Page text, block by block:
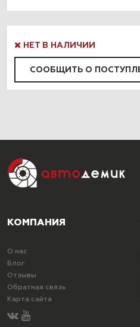
НЕТ В НАЛИЧИИ
СООБЩИТЬ О
КОМПАНИЯ
О нас
Блог
Отзывы
Обратная связь
Карта сайта